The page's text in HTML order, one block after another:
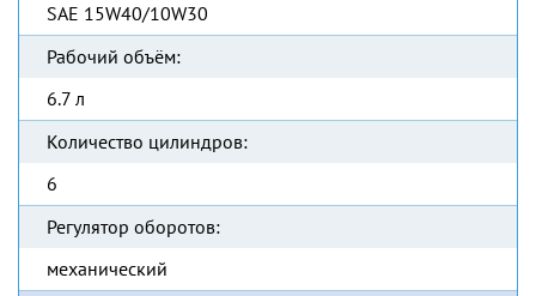
SAE 15W40/10W30
Рабочий объём:
6.7 л
Количество цилиндров:
6
Регулятор оборотов:
механический